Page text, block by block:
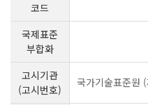
코드
국제표준
부합화
고시기관
(고시번호)
국가기술표준원